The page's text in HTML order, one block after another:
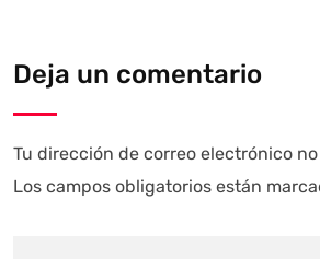
Deja un comentario
Tu dirección de correo electrónico
Los campos obligatorios están